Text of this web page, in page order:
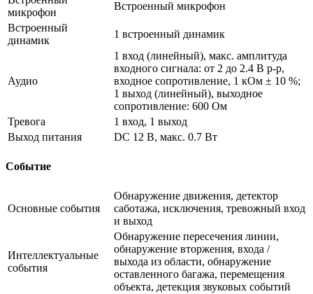
микрофон
Встроенный микрофон
Встроенный
динамик
1 встроенный динамик
Аудио
1 вход (линейный), макс. амплитуда
входного сигнала: от 2 до 2.4 В p-p,
входное сопротивление, 1 кОм ± 10 %;
1 выход (линейный), выходное
сопротивление: 600 Ом
Тревога
1 вход, 1 выход
Выход питания
DC 12 В, макс. 0.7 Вт
Событие
Основные события
Обнаружение движения, детектор
саботажа, исключения, тревожный вход
и выход
Интеллектуальные
события
Обнаружение пересечения линии,
обнаружение вторжения, входа /
выхода из области, обнаружение
оставленного багажа, перемещения
объекта, детекция звуковых событий